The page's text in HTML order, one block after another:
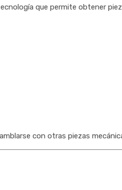
que permite obtener
con otras piezas